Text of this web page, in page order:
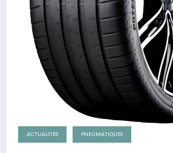
ACTUALITÉS PNEUMATIQUES